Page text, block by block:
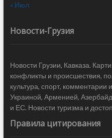
« Июл
Новости-Грузия
Новости Грузии, Кавказа.
конфликты и происшествия,
культура, спорт,
Украиной, Арменией,
и ЕС. Новости туризма и
Правила цитирования